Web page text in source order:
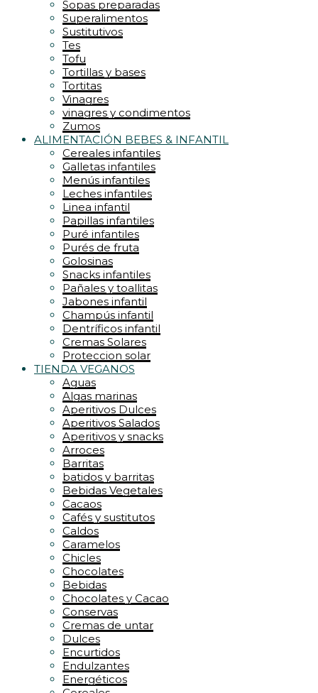
Sopas preparadas
Superalimentos
Sustitutivos
Tes
Tofu
Tortillas y bases
Tortitas
Vinagres
vinagres y condimentos
Zumos
ALIMENTACIÓN BEBES & INFANTIL
Cereales infantiles
Galletas infantiles
Menús infantiles
Leches infantiles
Linea infantil
Papillas infantiles
Puré infantiles
Purés de fruta
Golosinas
Snacks infantiles
Pañales y toallitas
Jabones infantil
Champús infantil
Dentríficos infantil
Cremas Solares
Proteccion solar
TIENDA VEGANOS
Aguas
Algas marinas
Aperitivos Dulces
Aperitivos Salados
Aperitivos y snacks
Arroces
Barritas
batidos y barritas
Bebidas Vegetales
Cacaos
Cafés y sustitutos
Caldos
Caramelos
Chicles
Chocolates
Bebidas
Chocolates y Cacao
Conservas
Cremas de untar
Dulces
Encurtidos
Endulzantes
Energéticos